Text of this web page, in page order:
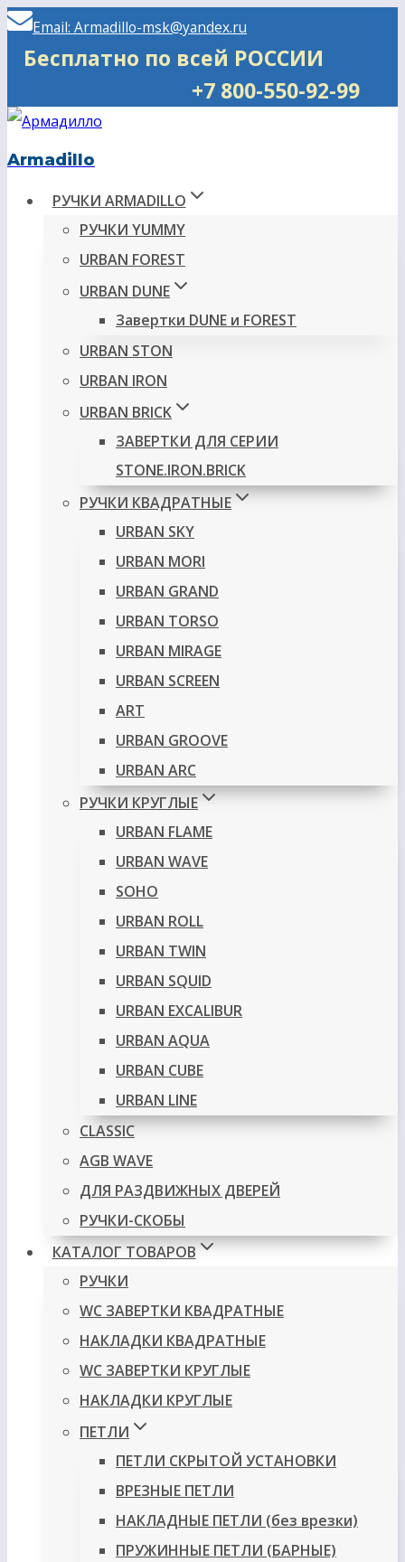
Перейти
Email: Armadillo-msk@yandex.ru
Бесплатно по всей РОССИИ
+7 800-550-92-99
Armadillo
РУЧКИ ARMADILLO
РУЧКИ YUMMY
URBAN FOREST
URBAN DUNE
Завертки DUNE и FOREST
URBAN STON
URBAN IRON
URBAN BRICK
ЗАВЕРТКИ ДЛЯ СЕРИИ
STONE.IRON.BRICK
РУЧКИ КВАДРАТНЫЕ
URBAN SKY
URBAN MORI
URBAN GRAND
URBAN TORSO
URBAN MIRAGE
URBAN SCREEN
ART
URBAN GROOVE
URBAN ARC
РУЧКИ КРУГЛЫЕ
URBAN FLAME
URBAN WAVE
SOHO
URBAN ROLL
URBAN TWIN
URBAN SQUID
URBAN EXCALIBUR
URBAN AQUA
URBAN CUBE
URBAN LINE
CLASSIC
AGB WAVE
ДЛЯ РАЗДВИЖНЫХ ДВЕРЕЙ
РУЧКИ-СКОБЫ
КАТАЛОГ ТОВАРОВ
РУЧКИ
WC ЗАВЕРТКИ КВАДРАТНЫЕ
НАКЛАДКИ КВАДРАТНЫЕ
WC ЗАВЕРТКИ КРУГЛЫЕ
НАКЛАДКИ КРУГЛЫЕ
ПЕТЛИ
ПЕТЛИ СКРЫТОЙ УСТАНОВКИ
ВРЕЗНЫЕ ПЕТЛИ
НАКЛАДНЫЕ ПЕТЛИ (без врезки)
ПРУЖИННЫЕ ПЕТЛИ (БАРНЫЕ)